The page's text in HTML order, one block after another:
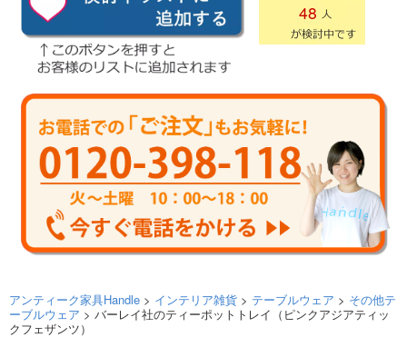
48
アンティーク家具Handle > インテリア雑貨 > テーブルウェア > その他テ
ーブルウェア > バーレイ社のティーポットトレイ（ピンクアジアティッ
クフェザンツ）